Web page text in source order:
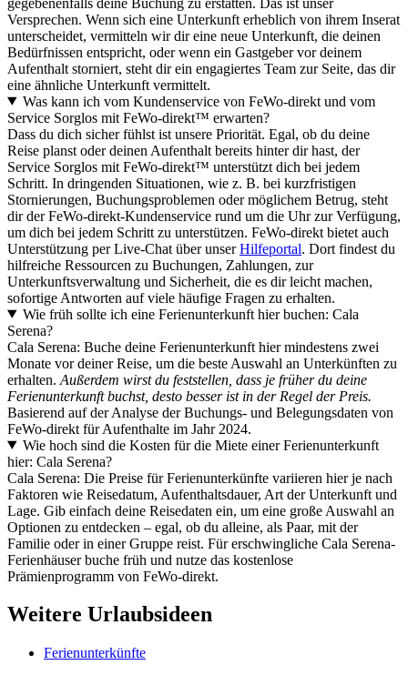
Versprechen. Wenn sich eine Unterkunft erheblich von ihrem Inserat
unterscheidet, vermitteln wir dir eine neue Unterkunft, die deinen
Bedürfnissen entspricht, oder wenn ein Gastgeber vor deinem
Aufenthalt storniert, steht dir ein engagiertes Team zur Seite, das dir
eine ähnliche Unterkunft vermittelt.
Was kann ich vom Kundenservice von FeWo-direkt und vom
Service Sorglos mit FeWo-direkt™ erwarten?
Dass du dich sicher fühlst ist unsere Priorität. Egal, ob du deine
Reise planst oder deinen Aufenthalt bereits hinter dir hast, der
Service Sorglos mit FeWo-direkt™ unterstützt dich bei jedem
Schritt. In dringenden Situationen, wie z. B. bei kurzfristigen
Stornierungen, Buchungsproblemen oder möglichem Betrug, steht
dir der FeWo-direkt-Kundenservice rund um die Uhr zur Verfügung,
um dich bei jedem Schritt zu unterstützen. FeWo-direkt bietet auch
Unterstützung per Live-Chat über unserHilfeportal. Dort findest du
hilfreiche Ressourcen zu Buchungen, Zahlungen, zur
Unterkunftsverwaltung und Sicherheit, die es dir leicht machen,
sofortige Antworten auf viele häufige Fragen zu erhalten.
Wie früh sollte ich eine Ferienunterkunft hier buchen: Cala
Serena?
Cala Serena: Buche deine Ferienunterkunft hier mindestens zwei
Monate vor deiner Reise, um die beste Auswahl an Unterkünften zu
erhalten. Außerdem wirst du feststellen, dass je früher du deine
Ferienunterkunft buchst, desto besser ist in der Regel der Preis.
Basierend auf der Analyse der Buchungs- und Belegungsdaten von
FeWo-direkt für Aufenthalte im Jahr 2024.
Wie hoch sind die Kosten für die Miete einer Ferienunterkunft
hier: Cala Serena?
Cala Serena: Die Preise für Ferienunterkünfte variieren hier je nach
Faktoren wie Reisedatum, Aufenthaltsdauer, Art der Unterkunft und
Lage. Gib einfach deine Reisedaten ein, um eine große Auswahl an
Optionen zu entdecken – egal, ob du alleine, als Paar, mit der
Familie oder in einer Gruppe reist. Für erschwingliche Cala Serena-
Ferienhäuser buche früh und nutze das kostenlose
Prämienprogramm von FeWo-direkt.
Weitere Urlaubsideen
Ferienunterkünfte